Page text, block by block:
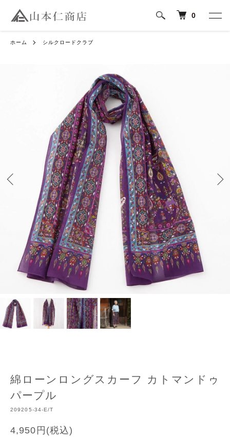
0
ホーム シルクロードクラブ
綿ローンロングスカーフ カトマンドゥ
パープル
209205-34-E/T
4,950円(税込)